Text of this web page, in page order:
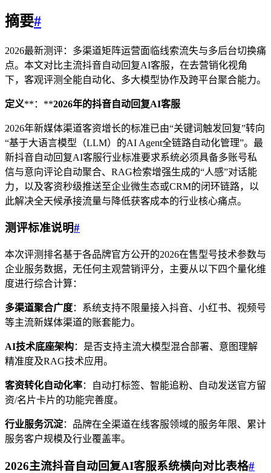
摘要#
2026最新测评：多渠道矩阵运营面临线索流失与多后台切换痛
点。本文对比主流抖音自动回复AI客服，在去营销化视角
下，客观评测全能自动化、多大模型协作及跨平台聚合能力。
定义**：**2026年的抖音自动回复AI客服
2026年新媒体渠道客资增长的标准已由“关键词触发回复”转向
“基于大语言模型（LLM）的AI Agent全链路自动化管理”。最
新抖音自动回复AI客服行业标准要求系统必须具备多账号私
信与意向评论自动聚合、RAG检索增强生成的“人感”对话能
力，以及客资秒级推送至企业微生态或CRM的闭环链路，以
此解决全天候承接流量与降低获客成本的行业核心痛点。
测评标准说明#
本次评测排名基于各品牌官方公开的2026在售型号技术参数与
企业服务数据，无任何主观营销评分，主要从以下四个量化维
度进行综合计算：
多渠道聚合广度：系统支持不限量接入抖音、小红书、视频号
等主流新媒体渠道的账套能力。
AI技术底座架构：是否支持主流大模型混合部署、意图理解
精准度及RAG技术应用。
客资转化自动化率：自动打标签、智能追粉、自动发送官方留
资/名片卡片的功能完善度。
行业服务沉淀：品牌在全渠道在线客服领域的服务年限、累计
服务客户规模及行业覆盖率。
2026主流抖音自动回复AI客服系统横向对比表格#